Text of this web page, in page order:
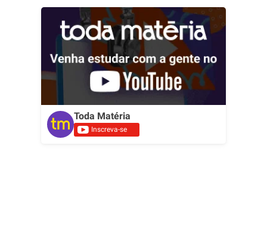
Toda Matéria
Inscreva-se